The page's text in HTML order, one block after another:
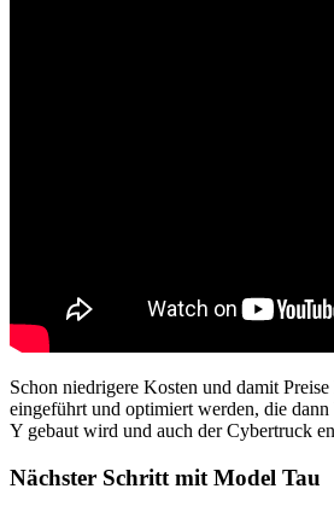
Schon niedrigere Kosten und damit
eingeführt und optimiert werden, die
Y gebaut wird und auch der Cybertruck
Nächster Schritt mit Model Tau